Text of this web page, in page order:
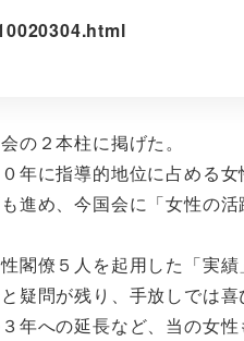
の２本柱に掲げた。
年に指導的地位に占める
進め、今国会に「女性の
閣僚５人を起用した「実
問が残り、手放しでは喜
への延長など、当の女